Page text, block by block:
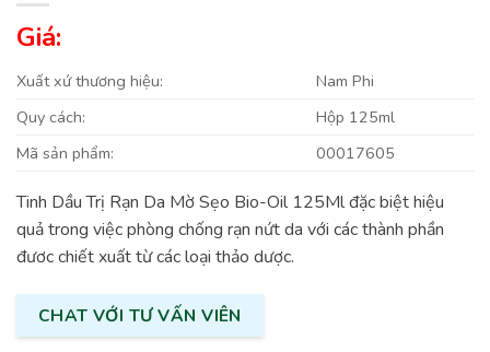
Giá:
Xuất xứ thương hiệu:
Nam Phi
Quy cách:
Hộp 125ml
Mã sản phẩm:
00017605
Tinh Dầu Trị Rạn Da Mờ Sẹo Bio-Oil 125Ml đặc biệt hiệu
quả trong việc phòng chống rạn nứt da với các thành phần
đươc chiết xuất từ các loại thảo dược.
CHAT VỚI TƯ VẤN VIÊN